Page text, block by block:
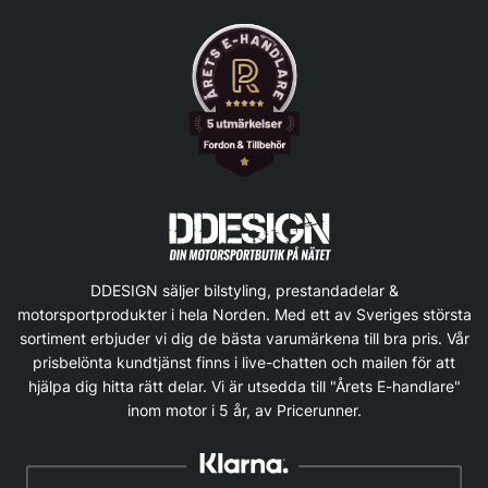
DDESIGN säljer bilstyling, prestandadelar &
motorsportprodukter i hela Norden. Med ett av Sveriges största
sortiment erbjuder vi dig de bästa varumärkena till bra pris. Vår
prisbelönta kundtjänst finns i live-chatten och mailen för att
hjälpa dig hitta rätt delar. Vi är utsedda till "Årets E-handlare"
inom motor i 5 år, av Pricerunner.